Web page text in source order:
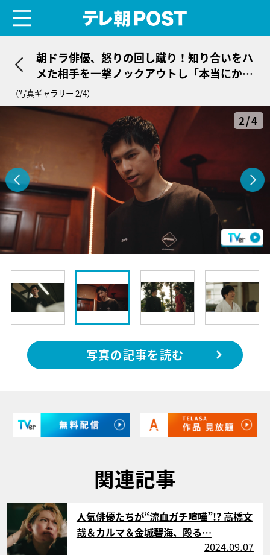
朝ドラ俳優、怒りの回し蹴り！知り合いをハ
メた相手を一撃ノックアウトし「本当にかっ
こいい」＜伝説の頭 翔＞
（写真ギャラリー 2/4）
2/4
写真の記事を読む
関連記事
人気俳優たちが“流血ガチ喧嘩”!? 高橋文
哉＆カルマ＆金城碧海、殴る…
2024.09.07